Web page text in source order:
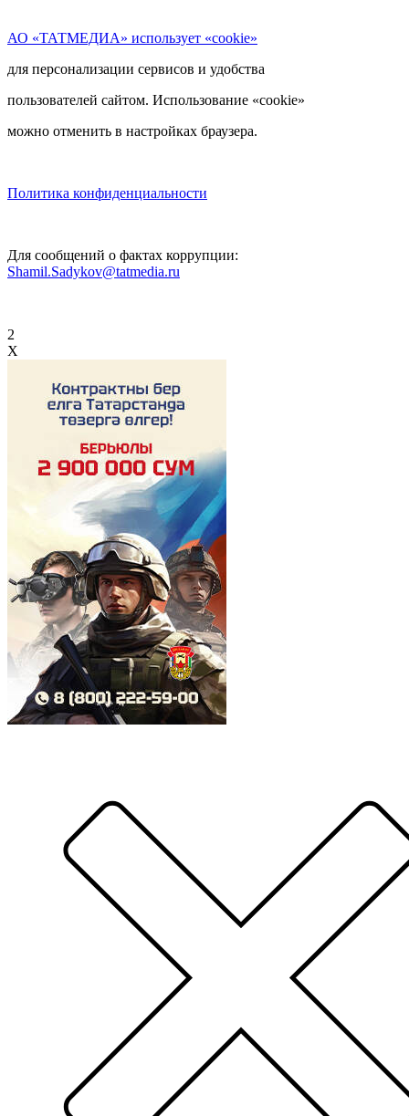
АО «ТАТМЕДИА» использует «cookie»
для персонализации сервисов и удобства
пользователей сайтом. Использование «cookie»
можно отменить в настройках браузера.
Политика конфиденциальности
Для сообщений о фактах коррупции:
Shamil.Sadykov@tatmedia.ru
2
X